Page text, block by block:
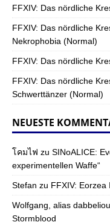
FFXIV: Das nördliche
FFXIV: Das nördliche
Nekrophobia (Normal)
FFXIV: Das nördliche
FFXIV: Das nördliche
Schwerttänzer (Normal)
NEUESTE
โคมไฟ zu SINoALICE:
experimentellen Waffe“
Stefan zu FFXIV: Eorzea
Wolfgang, alias
Stormblood